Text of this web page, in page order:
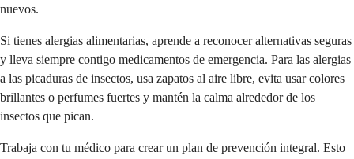
nuevos.
Si tienes alergias alimentarias, aprende a reconocer alternativas seguras
y lleva siempre contigo medicamentos de emergencia. Para las alergias
a las picaduras de insectos, usa zapatos al aire libre, evita usar colores
brillantes o perfumes fuertes y mantén la calma alrededor de los
insectos que pican.
Trabaja con tu médico para crear un plan de prevención integral. Esto